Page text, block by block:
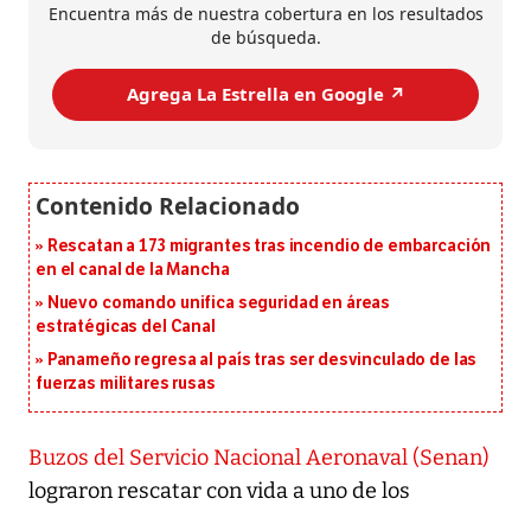
Encuentra más de nuestra cobertura en los resultados
de búsqueda.
Agrega La Estrella en Google ↗️
Rescatan a 173 migrantes tras incendio de embarcación
en el canal de la Mancha
Nuevo comando unifica seguridad en áreas
estratégicas del Canal
Panameño regresa al país tras ser desvinculado de las
fuerzas militares rusas
Buzos del Servicio Nacional Aeronaval (Senan)
lograron rescatar con vida a uno de los